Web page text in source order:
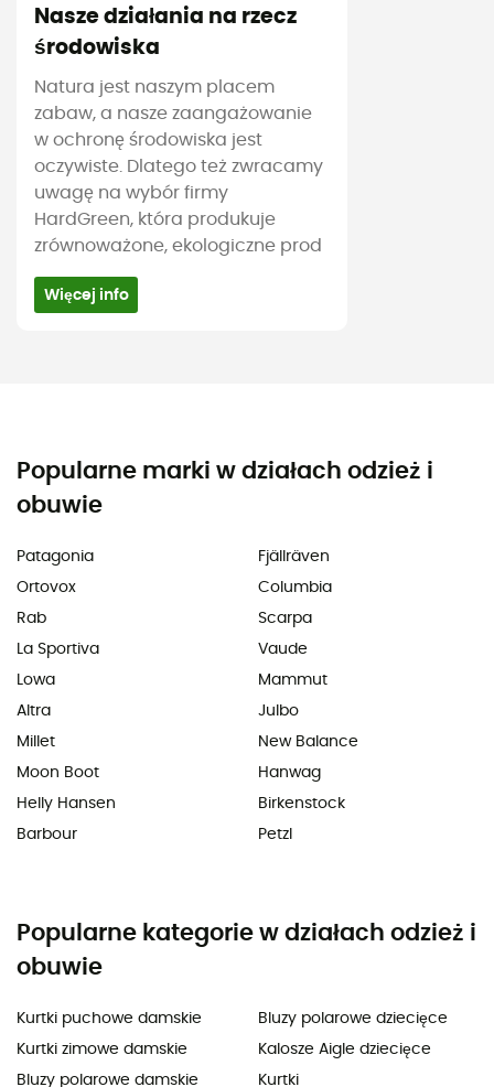
Nasze działania na rzecz
środowiska
Natura jest naszym placem
zabaw, a nasze zaangażowanie
w ochronę środowiska jest
oczywiste. Dlatego też zwracamy
uwagę na wybór firmy
HardGreen, która produkuje
zrównoważone, ekologiczne prod
Więcej info
Popularne marki w działach odzież i
obuwie
Patagonia
Ortovox
Rab
La Sportiva
Lowa
Altra
Millet
Moon Boot
Helly Hansen
Barbour
Fjällräven
Columbia
Scarpa
Vaude
Mammut
Julbo
New Balance
Hanwag
Birkenstock
Petzl
Popularne kategorie w działach odzież i
obuwie
Kurtki puchowe damskie
Kurtki zimowe damskie
Bluzy polarowe damskie
Bluzy polarowe dziecięce
Kalosze Aigle dziecięce
Kurtki